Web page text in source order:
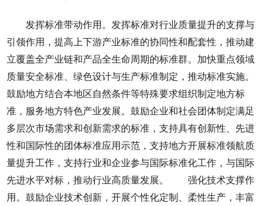
发挥标准带动作用。发挥标准对行业质量提升的支撑与
引领作用，提高上下游产业标准的协同性和配套性，推动建
立覆盖全产业链和产品全生命周期的标准群。加快重点领域
质量安全标准、绿色设计与生产标准制定，推动标准实施。
鼓励地方结合本地区自然条件等特殊要求组织制定地方标
准，服务地方特色产业发展。鼓励企业和社会团体制定满足
多层次市场需求和创新需求的标准，支持具有创新性、先进
性和国际性的团体标准应用示范，支持地方开展标准领航质
量提升工作，支持行业和企业参与国际标准化工作，与国际
先进水平对标，推动行业高质量发展。 强化技术支撑作
用。鼓励企业技术创新，开展个性化定制、柔性生产，丰富